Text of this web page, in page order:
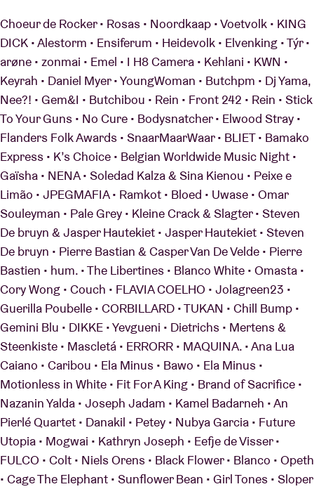
Choeur de Rocker • Rosas • Noordkaap • Voetvolk • KING
DICK • Alestorm • Ensiferum • Heidevolk • Elvenking • Týr •
arøne • zonmai • Emel • I H8 Camera • Kehlani • KWN •
Keyrah • Daniel Myer • YoungWoman • Butchpm • Dj Yama,
Nee?! • Gem&I • Butchibou • Rein • Front 242 • Rein • Stick
To Your Guns • No Cure • Bodysnatcher • Elwood Stray •
Flanders Folk Awards • SnaarMaarWaar • BLIET • Bamako
Express • K’s Choice • Belgian Worldwide Music Night •
Gaïsha • NENA • Soledad Kalza & Sina Kienou • Peixe e
Limão • JPEGMAFIA • Ramkot • Bloed • Uwase • Omar
Souleyman • Pale Grey • Kleine Crack & Slagter • Steven
De bruyn & Jasper Hautekiet • Jasper Hautekiet • Steven
De bruyn • Pierre Bastian & Casper Van De Velde • Pierre
Bastien • hum. • The Libertines • Blanco White • Omasta •
Cory Wong • Couch • FLAVIA COELHO • Jolagreen23 •
Guerilla Poubelle • CORBILLARD • TUKAN • Chill Bump •
Gemini Blu • DIKKE • Yevgueni • Dietrichs • Mertens &
Steenkiste • Mascletá • ERRORR • MAQUINA. • Ana Lua
Caiano • Caribou • Ela Minus • Bawo • Ela Minus •
Motionless in White • Fit For A King • Brand of Sacrifice •
Nazanin Yalda • Joseph Jadam • Kamel Badarneh • An
Pierlé Quartet • Danakil • Petey • Nubya Garcia • Future
Utopia • Mogwai • Kathryn Joseph • Eefje de Visser •
FULCO • Colt • Niels Orens • Black Flower • Blanco • Opeth
• Cage The Elephant • Sunflower Bean • Girl Tones • Sloper